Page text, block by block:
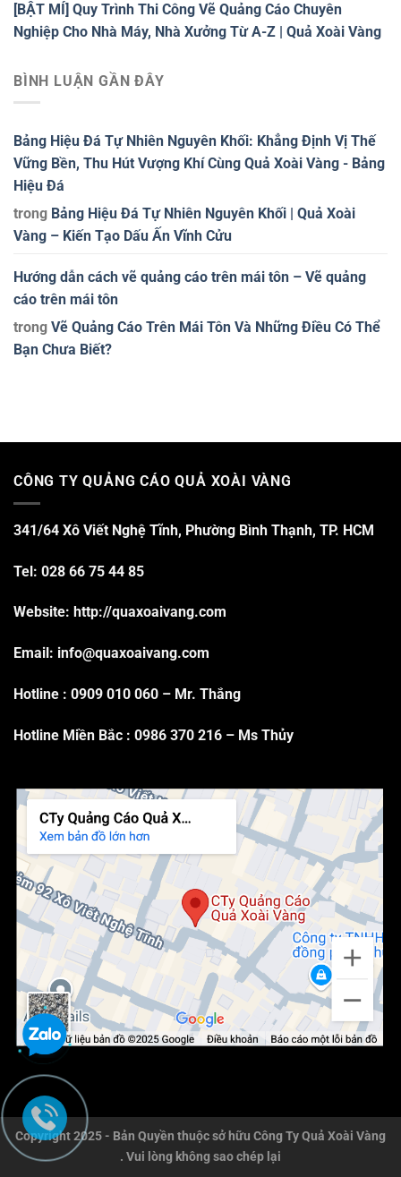
[BẬT MÍ] Quy Trình Thi Công Vẽ Quảng Cáo Chuyên
Nghiệp Cho Nhà Máy, Nhà Xưởng Từ A-Z | Quả Xoài Vàng
BÌNH LUẬN GẦN ĐÂY
Bảng Hiệu Đá Tự Nhiên Nguyên Khối: Khẳng Định Vị Thế
Vững Bền, Thu Hút Vượng Khí Cùng Quả Xoài Vàng - Bảng
Hiệu Đá
trong Bảng Hiệu Đá Tự Nhiên Nguyên Khối | Quả Xoài
Vàng – Kiến Tạo Dấu Ấn Vĩnh Cửu
Hướng dẫn cách vẽ quảng cáo trên mái tôn – Vẽ quảng
cáo trên mái tôn
trong Vẽ Quảng Cáo Trên Mái Tôn Và Những Điều Có Thể
Bạn Chưa Biết?
CÔNG TY QUẢNG CÁO QUẢ XOÀI VÀNG
341/64 Xô Viết Nghệ Tĩnh, Phường Bình Thạnh, TP. HCM
Tel: 028 66 75 44 85
Website: http://quaxoaivang.com
Email: info@quaxoaivang.com
Hotline : 0909 010 060 – Mr. Thắng
Hotline Miền Bắc : 0986 370 216 – Ms Thủy
Copyright 2025 - Bản Quyền thuộc sở hữu Công Ty Quả Xoài Vàng
. Vui lòng không sao chép lại